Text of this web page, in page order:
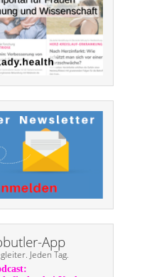
App
Jeden Tag.